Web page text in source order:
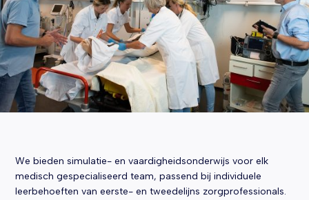
We bieden simulatie- en vaardigheidsonderwijs voor elk
medisch gespecialiseerd team, passend bij individuele
leerbehoeften van eerste- en tweedelijns zorgprofessionals.